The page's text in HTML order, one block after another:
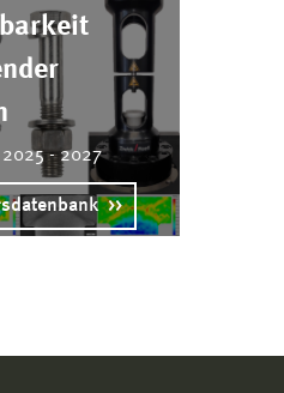
- 2027